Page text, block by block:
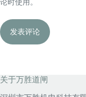
论时使用。
发表评论
关于万胜道闸